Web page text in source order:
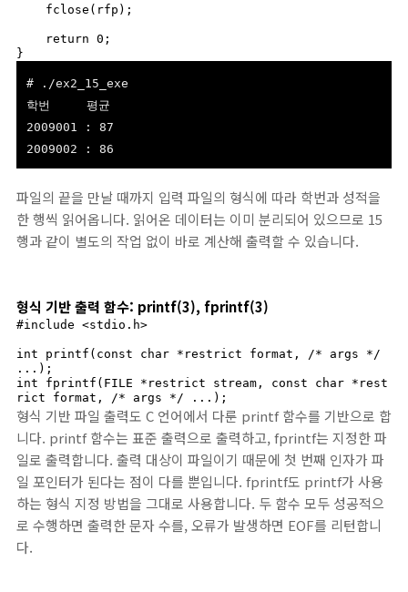
}
# ./ex2_15_exe
학번 평균
2009001 : 87
2009002 : 86
파일의 끝을 만날 때까지 입력 파일의 형식에 따라 학번과 성적을
한 행씩 읽어옵니다. 읽어온 데이터는 이미 분리되어 있으므로 15
행과 같이 별도의 작업 없이 바로 계산해 출력할 수 있습니다.
형식 기반 출력 함수: printf(3), fprintf(3)
#include <stdio.h>
int printf(const char *restrict format, /* args */
...);
int fprintf(FILE *restrict stream, const char *rest
rict format, /* args */ ...);
형식 기반 파일 출력도 C 언어에서 다룬 printf 함수를 기반으로 합
니다. printf 함수는 표준 출력으로 출력하고, fprintf는 지정한 파
일로 출력합니다. 출력 대상이 파일이기 때문에 첫 번째 인자가 파
일 포인터가 된다는 점이 다를 뿐입니다. fprintf도 printf가 사용
하는 형식 지정 방법을 그대로 사용합니다. 두 함수 모두 성공적으
로 수행하면 출력한 문자 수를, 오류가 발생하면 EOF를 리턴합니
다.